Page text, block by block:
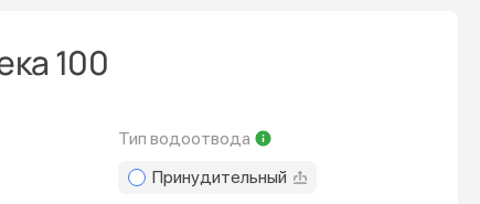
100
Тип водоотвода
Принудительный